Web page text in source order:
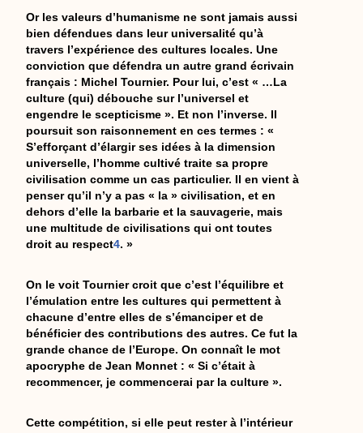
Or les valeurs d’humanisme ne sont jamais aussi
bien défendues dans leur universalité qu’à
travers l’expérience des cultures locales. Une
conviction que défendra un autre grand écrivain
français : Michel Tournier. Pour lui, c’est « …La
culture (qui) débouche sur l’universel et
engendre le scepticisme ». Et non l’inverse. Il
poursuit son raisonnement en ces termes : «
S’efforçant d’élargir ses idées à la dimension
universelle, l’homme cultivé traite sa propre
civilisation comme un cas particulier. Il en vient à
penser qu’il n’y a pas « la » civilisation, et en
dehors d’elle la barbarie et la sauvagerie, mais
une multitude de civilisations qui ont toutes
droit au respect4. »
On le voit Tournier croit que c’est l’équilibre et
l’émulation entre les cultures qui permettent à
chacune d’entre elles de s’émanciper et de
bénéficier des contributions des autres. Ce fut la
grande chance de l’Europe. On connaît le mot
apocryphe de Jean Monnet : « Si c’était à
recommencer, je commencerai par la culture ».
Cette compétition, si elle peut rester à l’intérieur